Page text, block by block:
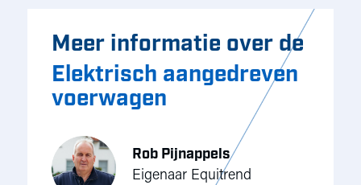
Meer informatie over de
Elektrisch aangedreven
voerwagen
Rob Pijnappels
Eigenaar Equitrend